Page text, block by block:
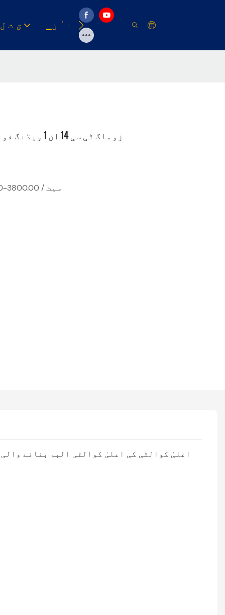
▁ق ت ل ▁ا ُ ن وسیلہ
زوماگ ٹی سی 14 ان 1 ویڈنگ فوٹو بائنڈنگ البم بنانے والی مشین
USD 3000.00-3800.00 / سیٹ
اعلیٰ کوالٹی کی اعلیٰ کوالٹی البم بنانے